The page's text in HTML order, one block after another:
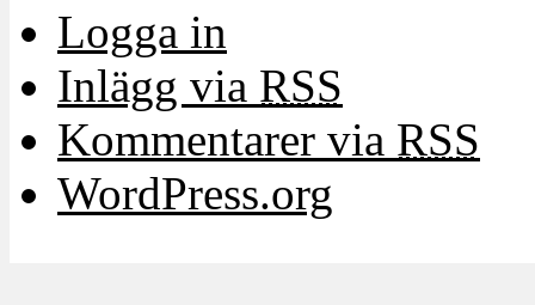
Logga in
Inlägg via RSS
Kommentarer via RSS
WordPress.org